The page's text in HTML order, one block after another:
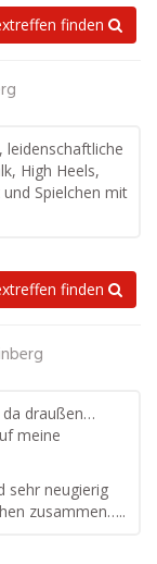
finden
leidenschaftliche
High Heels,
Spielchen mit
finden
draußen…
meine
sehr neugierig
zusammen…..